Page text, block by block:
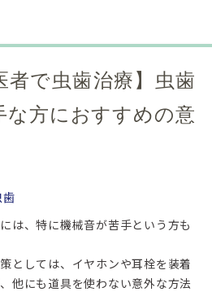
者で虫歯治療】虫歯
な方におすすめの意
歯
は、特に機械音が苦手という方も
としては、イヤホンや耳栓を装着
他にも道具を使わない意外な方法